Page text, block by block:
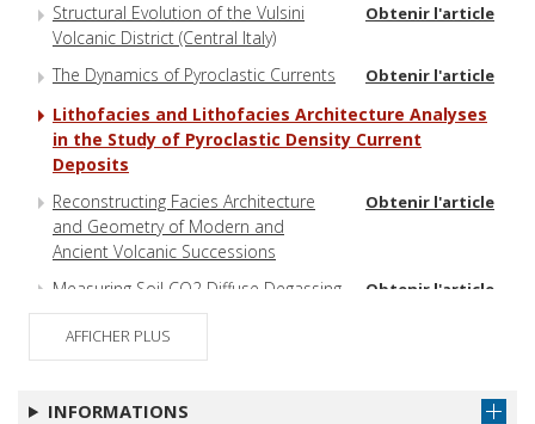
Structural Evolution of the Vulsini
Volcanic District (Central Italy)
Obtenir l'article
The Dynamics of Pyroclastic Currents Obtenir l'article
Lithofacies and Lithofacies Architecture Analyses
in the Study of Pyroclastic Density Current
Deposits
Reconstructing Facies Architecture
and Geometry of Modern and
Ancient Volcanic Successions
Obtenir l'article
Measuring Soil CO2 Diffuse Degassing
at Volcanoes
Obtenir l'article
AFFICHER PLUS
INFORMATIONS